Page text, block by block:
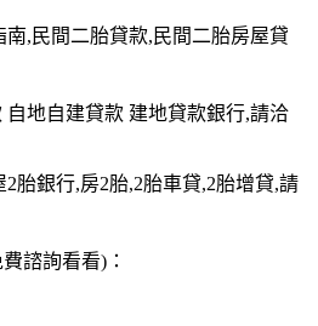
,民間二胎貸款,民間二胎房屋貸
地自建貸款 建地貸款銀行,請洽
胎銀行,房2胎,2胎車貸,2胎增貸,請
諮詢看看)：